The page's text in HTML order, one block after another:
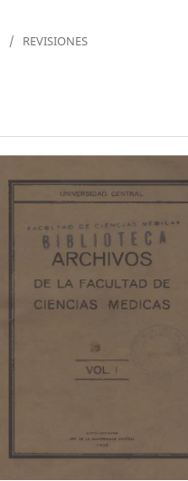
/ REVISIONES